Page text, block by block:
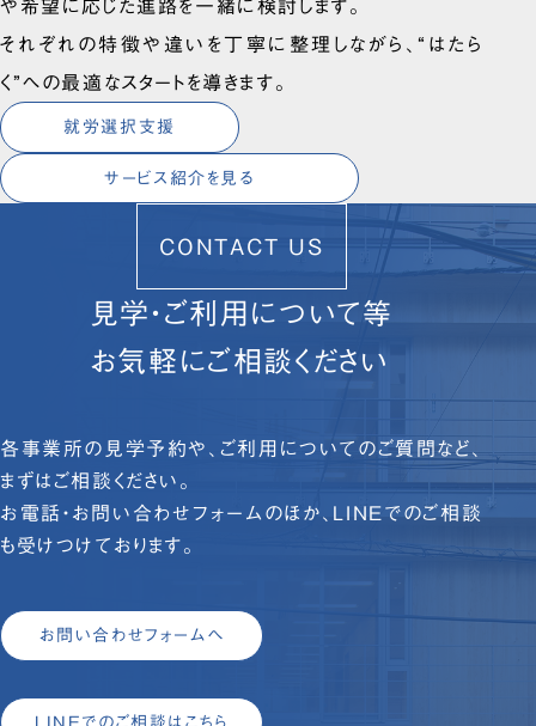
や希望に応じた進路を一緒に検討します。
それぞれの特徴や違いを丁寧に整理しながら、“はたら
く”への最適なスタートを導きます。
就労選択支援
サービス紹介を見る
CONTACT US
見学・ご利用について等
お気軽にご相談ください
各事業所の見学予約や、ご利用についてのご質問など、
まずはご相談ください。
お電話・お問い合わせフォームのほか、LINEでのご相談
も受けつけております。
お問い合わせフォームへ
LINEでのご相談はこちら